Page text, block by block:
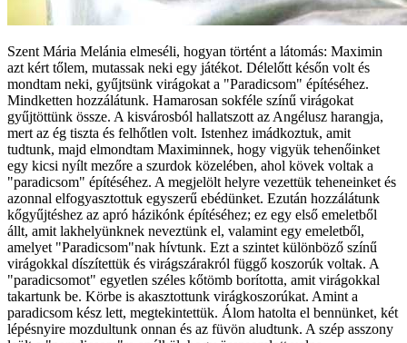
Szent Mária Melánia elmeséli, hogyan történt a látomás: Maximin
azt kért tőlem, mutassak neki egy játékot. Délelőtt későn volt és
mondtam neki, gyűjtsünk virágokat a "Paradicsom" építéséhez.
Mindketten hozzálátunk. Hamarosan sokféle színű virágokat
gyűjtöttünk össze. A kisvárosból hallatszott az Angélusz harangja,
mert az ég tiszta és felhőtlen volt. Istenhez imádkoztuk, amit
tudtunk, majd elmondtam Maximinnek, hogy vigyük tehenőinket
egy kicsi nyílt mezőre a szurdok közelében, ahol kövek voltak a
"paradicsom" építéséhez. A megjelölt helyre vezettük teheneinket és
azonnal elfogyasztottuk egyszerű ebédünket. Ezután hozzálátunk
kőgyűjtéshez az apró házikónk építéséhez; ez egy első emeletből
állt, amit lakhelyünknek neveztünk el, valamint egy emeletből,
amelyet "Paradicsom"nak hívtunk. Ezt a szintet különböző színű
virágokkal díszítettük és virágszárakról függő koszorúk voltak. A
"paradicsomot" egyetlen széles kőtömb borította, amit virágokkal
takartunk be. Körbe is akasztottunk virágkoszorúkat. Amint a
paradicsom kész lett, megtekintettük. Álom hatolta el bennünket, két
lépésnyire mozdultunk onnan és az füvön aludtunk. A szép asszony